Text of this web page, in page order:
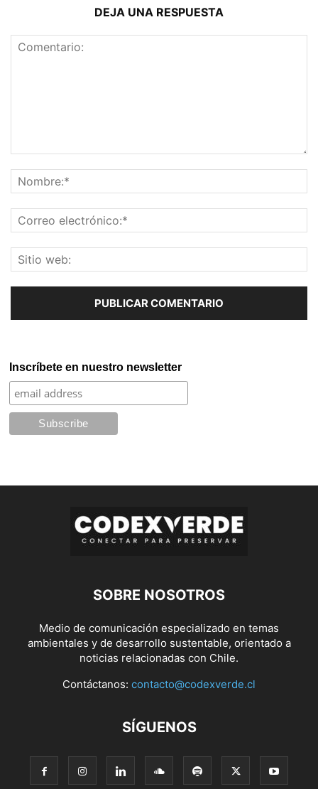
DEJA UNA RESPUESTA
Inscríbete en nuestro newsletter
SOBRE NOSOTROS
Medio de comunicación especializado en temas
ambientales y de desarrollo sustentable, orientado a
noticias relacionadas con Chile.
Contáctanos: contacto@codexverde.cl
SÍGUENOS